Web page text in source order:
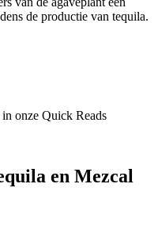
de productie van tequila.
onze Quick Reads
en Mezcal